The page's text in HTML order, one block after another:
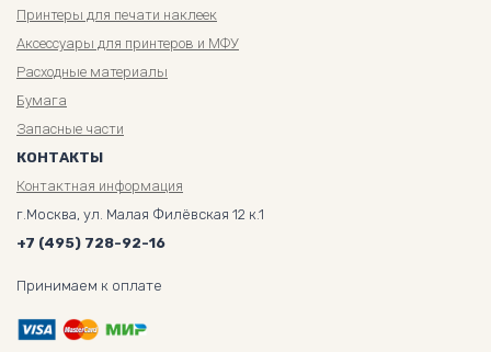
Принтеры для печати наклеек
Аксессуары для принтеров и МФУ
Расходные материалы
Бумага
Запасные части
КОНТАКТЫ
Контактная информация
г.Москва, ул. Малая Филёвская 12 к.1
+7 (495) 728-92-16
Принимаем к оплате